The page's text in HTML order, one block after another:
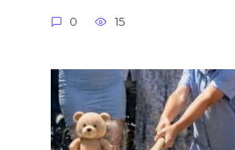
0 15